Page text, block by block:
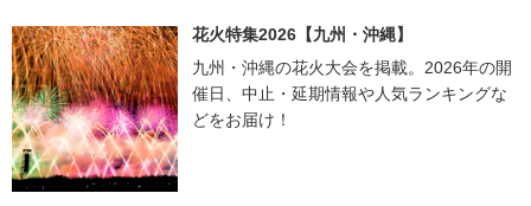
花火特集2026【九州・沖縄】
九州・沖縄の花火大会を掲載。2026年の開
催日、中止・延期情報や人気ランキングな
どをお届け！